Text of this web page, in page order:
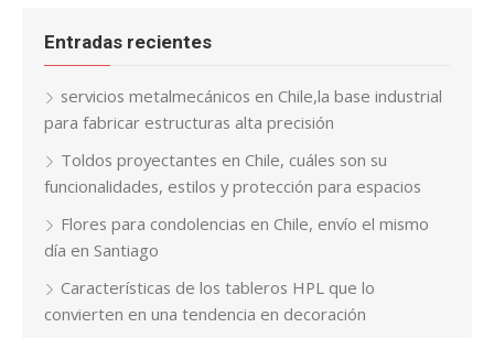
Entradas recientes
servicios metalmecánicos en Chile,la base industrial
para fabricar estructuras alta precisión
Toldos proyectantes en Chile, cuáles son su
funcionalidades, estilos y protección para espacios
Flores para condolencias en Chile, envío el mismo
día en Santiago
Características de los tableros HPL que lo
convierten en una tendencia en decoración